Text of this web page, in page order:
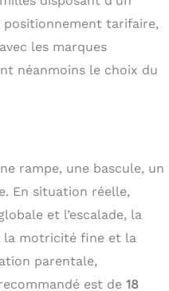
positionnement tarifaire,
les marques
néanmoins le choix du
rampe, une bascule, un
En situation réelle,
et l’escalade, la
la motricité fine et la
parentale,
est de 18